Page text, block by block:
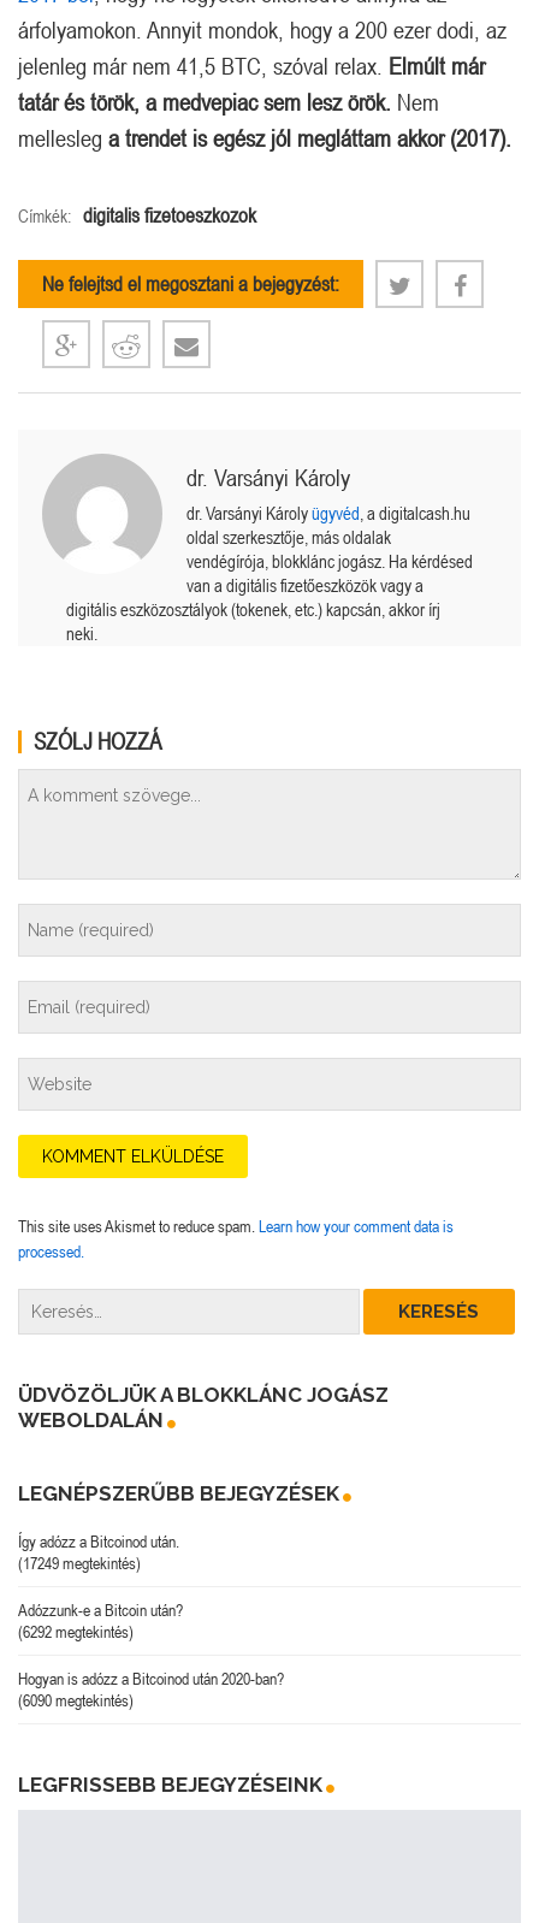
árfolyamokon. Annyit mondok, hogy a 200 ezer dodi, az
jelenleg már nem 41,5 BTC, szóval relax. Elmúlt már
tatár és török, a medvepiac sem lesz örök. Nem
mellesleg a trendet is egész jól megláttam akkor (2017).
Címkék: digitalis fizetoeszkozok
Ne felejtsd el megosztani a bejegyzést:
dr. Varsányi Károly
dr. Varsányi Károlyügyvéd , a digitalcash.hu
oldal szerkesztője, más oldalak
vendégírója, blokklánc jogász. Ha kérdésed
van a digitális fizetőeszközök vagy a
digitális eszközosztályok (tokenek, etc.) kapcsán, akkor írj
neki.
SZÓLJ HOZZÁ
This site uses Akismet to reduce spam. Learn how your comment data is
processed.
ÜDVÖZÖLJÜK A BLOKKLÁNC JOGÁSZ
WEBOLDALÁN
LEGNÉPSZERŰBB BEJEGYZÉSEK
Így adózz a Bitcoinod után.
(17249 megtekintés)
Adózzunk-e a Bitcoin után?
(6292 megtekintés)
Hogyan is adózz a Bitcoinod után 2020-ban?
(6090 megtekintés)
LEGFRISSEBB BEJEGYZÉSEINK